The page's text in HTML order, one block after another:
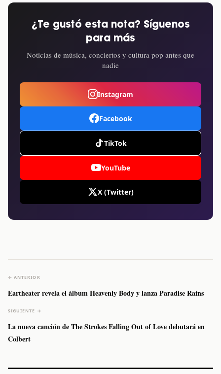
¿Te gustó esta nota? Síguenos
para más
Noticias de música, conciertos y cultura pop antes que
nadie
Instagram
Facebook
TikTok
YouTube
X (Twitter)
← ANTERIOR
Eartheater revela el álbum Heavenly Body y lanza Paradise Rains
SIGUIENTE →
La nueva canción de The Strokes Falling Out of Love debutará en
Colbert